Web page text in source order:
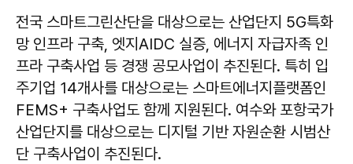
전국 스마트그린산단을 대상으로는 산업단지 5G특화
망 인프라 구축, 엣지AIDC 실증, 에너지 자급자족 인
프라 구축사업 등 경쟁 공모사업이 추진된다. 특히 입
주기업 14개사를 대상으로는 스마트에너지플랫폼인
FEMS+ 구축사업도 함께 지원된다. 여수와 포항국가
산업단지를 대상으로는 디지털 기반 자원순환 시범산
단 구축사업이 추진된다.